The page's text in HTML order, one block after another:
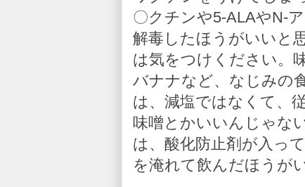
〇クチンや5-ALAやN-
解毒したほうがいいと
は気をつけください。
バナナなど、なじみの
は、減塩ではなくて、
味噌とかいいんじゃな
は、酸化防止剤が入っ
を淹れて飲んだほうが